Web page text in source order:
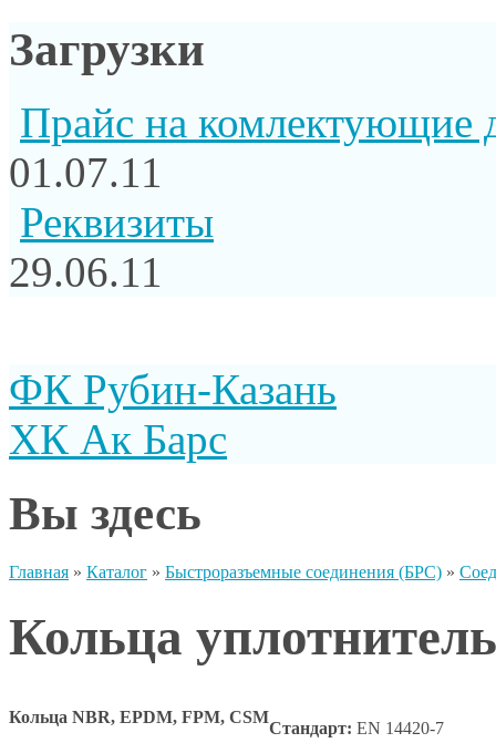
Загрузки
Прайс на комлектующие
01.07.11
Реквизиты
29.06.11
ФК Рубин-Казань
ХК Ак Барс
Вы здесь
Главная » Каталог » Быстроразъемные соединения (БРС) »
Кольца
Кольца NBR, EPDM, FPM, CSM
Стандарт: EN 14420-7